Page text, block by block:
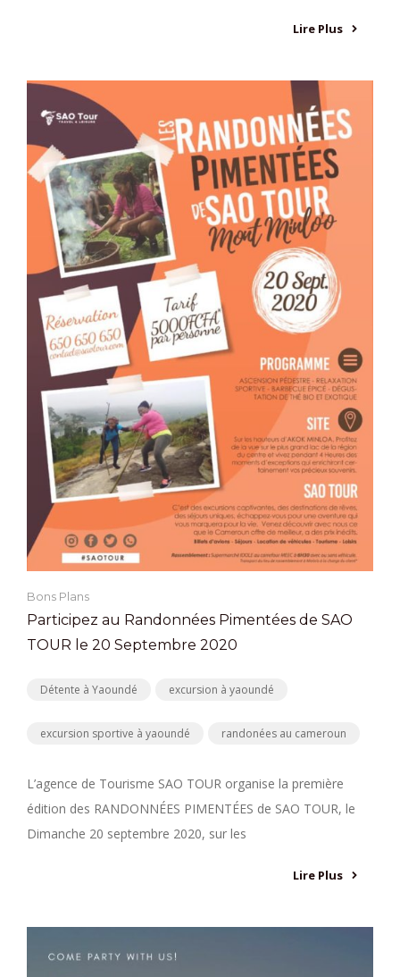
Lire Plus
Bons Plans
Participez au Randonnées Pimentées de SAO
TOUR le 20 Septembre 2020
Détente à Yaoundé excursion à yaoundé
excursion sportive à yaoundé randonées au cameroun
L’agence de Tourisme SAO TOUR organise la première
édition des RANDONNÉES PIMENTÉES de SAO TOUR, le
Dimanche 20 septembre 2020, sur les
Lire Plus